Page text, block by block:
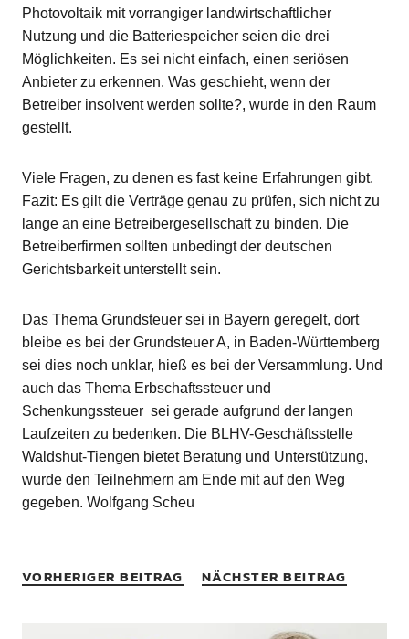
Photovoltaik mit vorrangiger landwirtschaftlicher
Nutzung und die Batteriespeicher seien die drei
Möglichkeiten. Es sei nicht einfach, einen seriösen
Anbieter zu erkennen. Was geschieht, wenn der
Betreiber insolvent werden sollte?, wurde in den Raum
gestellt.
Viele Fragen, zu denen es fast keine Erfahrungen gibt.
Fazit: Es gilt die Verträge genau zu prüfen, sich nicht zu
lange an eine Betreibergesellschaft zu binden. Die
Betreiberfirmen sollten unbedingt der deutschen
Gerichtsbarkeit unterstellt sein.
Das Thema Grundsteuer sei in Bayern geregelt, dort
bleibe es bei der Grundsteuer A, in Baden-Württemberg
sei dies noch unklar, hieß es bei der Versammlung. Und
auch das Thema Erbschaftssteuer und
Schenkungssteuer sei gerade aufgrund der langen
Laufzeiten zu bedenken. Die BLHV-Geschäftsstelle
Waldshut-Tiengen bietet Beratung und Unterstützung,
wurde den Teilnehmern am Ende mit auf den Weg
gegeben. Wolfgang Scheu
VORHERIGER BEITRAG NÄCHSTER BEITRAG